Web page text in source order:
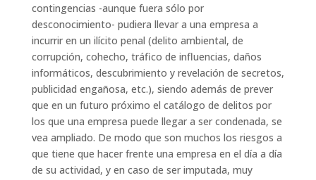
contingencias -aunque fuera sólo por
desconocimiento- pudiera llevar a una empresa a
incurrir en un ilícito penal (delito ambiental, de
corrupción, cohecho, tráfico de influencias, daños
informáticos, descubrimiento y revelación de secretos,
publicidad engañosa, etc.), siendo además de prever
que en un futuro próximo el catálogo de delitos por
los que una empresa puede llegar a ser condenada, se
vea ampliado. De modo que son muchos los riesgos a
que tiene que hacer frente una empresa en el día a día
de su actividad, y en caso de ser imputada, muy